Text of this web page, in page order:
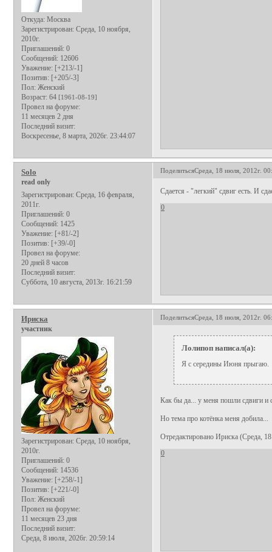
Откуда: Москва
Зарегистрирован: Среда, 10 ноября,
2010г.
Приглашений: 0
Сообщений: 12606
Уважение: [+213/-1]
Позитив: [+205/-3]
Пол: Женский
Возраст: 64 [1961-08-19]
Провел на форуме:
11 месяцев 2 дня
Последний визит:
Воскресенье, 8 марта, 2026г. 23:44:07
ПоделитьсяСреда, 18 июля, 2012г.
Solo
read only
Зарегистрирован: Среда, 16 февраля,
2011г.
Приглашений: 0
Сообщений: 1425
Уважение: [+81/-2]
Позитив: [+39/-0]
Провел на форуме:
20 дней 8 часов
Последний визит:
Суббота, 10 августа, 2013г. 16:21:59
Сдается - "легкий" сдвиг есть. И
0
ПоделитьсяСреда, 18 июля, 2012г.
Ириска
участник
Зарегистрирован: Среда, 10 ноября,
2010г.
Приглашений: 0
Сообщений: 14536
Уважение: [+258/-1]
Позитив: [+221/-0]
Пол: Женский
Провел на форуме:
11 месяцев 23 дня
Последний визит:
Среда, 8 июля, 2026г. 20:59:14
Лолипоп написал(а):
Я с середины Июня прыгаю.
Как бы да... у меня пошли сдвиги и
Но тема про котёнка меня добила...
Отредактировано Ириска (Среда,
0